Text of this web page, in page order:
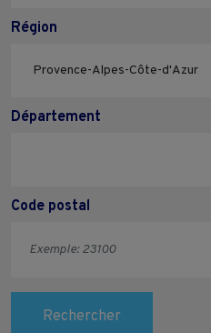
Région
Département
Code postal
Rechercher